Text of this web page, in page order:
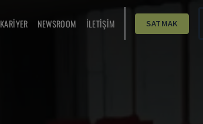
KARIYER NEWSROOM İLETIŞIM SATMAK